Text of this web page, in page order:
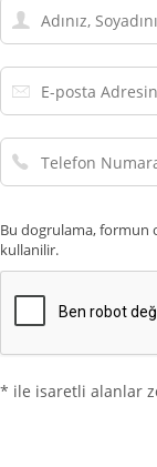
Adınız,
Soyadınız
E-
posta
Telefon
Numaranız
Bu dogrulama, formun
kullanilir.
* ile isaretli alanlar